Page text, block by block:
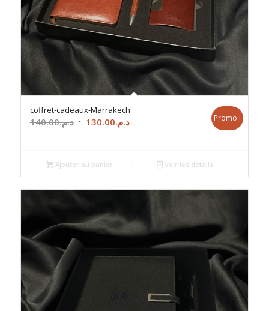
coffret-cadeaux-Marrakech
د.م.140.00
Le
était :
د.م.140.00.
د.م.130.00
Le
د.م.130.00.
Promo !
Ajouter au panier Voir les détails